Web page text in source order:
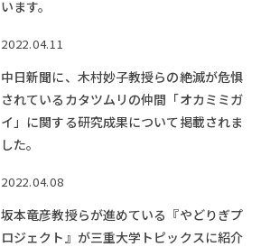
います。
2022.04.11
中日新聞に、木村妙子教授らの絶滅が危惧
されているカタツムリの仲間「オカミミガ
イ」に関する研究成果について掲載されま
した。
2022.04.08
坂本竜彦教授らが進めている『やどりぎプ
ロジェクト』が三重大学トピックスに紹介